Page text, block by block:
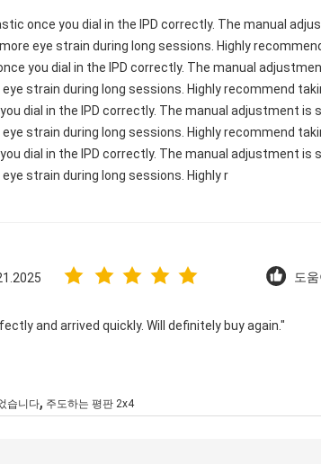
once you dial in the IPD correctly. The manual
eye strain during long sessions. Highly
you dial in the IPD correctly. The manual
strain during long sessions. Highly recommend
dial in the IPD correctly. The manual adjustment
strain during long sessions. Highly recommend
dial in the IPD correctly. The manual adjustment
strain during long sessions. Highly r
도
and arrived quickly. Will definitely buy again."
습니다, 주도하는 평판 2x4